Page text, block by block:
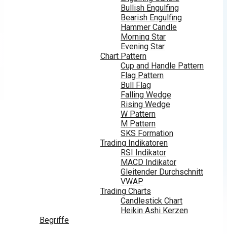
Bullish Engulfing
Bearish Engulfing
Hammer Candle
Morning Star
Evening Star
Chart Pattern
Cup and Handle Pattern
Flag Pattern
Bull Flag
Falling Wedge
Rising Wedge
W Pattern
M Pattern
SKS Formation
Trading Indikatoren
RSI Indikator
MACD Indikator
Gleitender Durchschnitt
VWAP
Trading Charts
Candlestick Chart
Heikin Ashi Kerzen
Begriffe